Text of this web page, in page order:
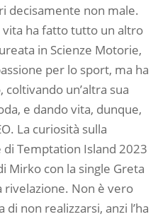
decisamente non male.
vita ha fatto tutto un altro
in Scienze Motorie,
per lo sport, ma ha
un’altra sua
e dando vita, dunque,
La curiosità sulla
Temptation Island 2023
Mirko con la single Greta
rivelazione. Non è vero
non realizzarsi, anzi l’ha